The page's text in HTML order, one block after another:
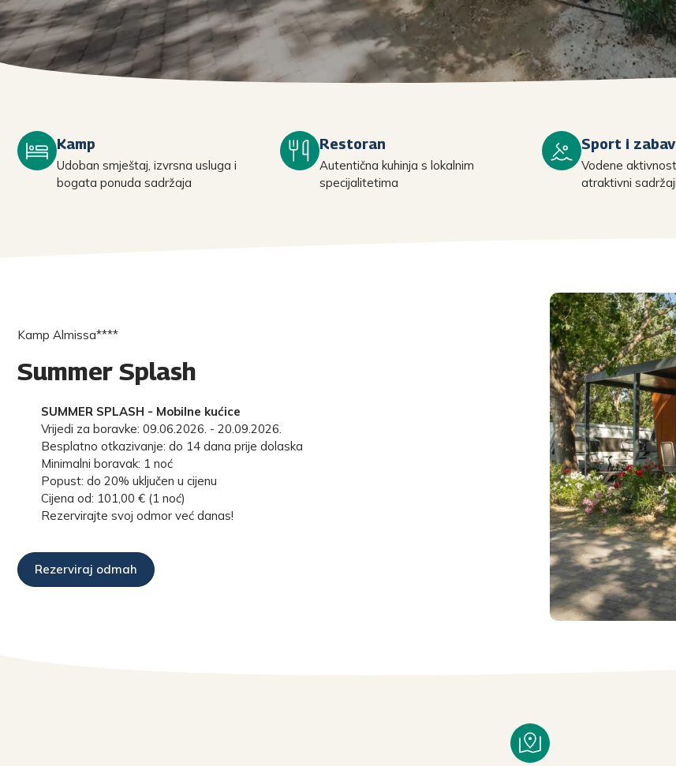
Kamp
Udoban smještaj, izvrsna usluga i
bogata ponuda sadržaja
Restoran
Autentična kuhinja s lokalnim
specijalitetima
Sport i
Vodene
atraktivni
Kamp Almissa****
Summer Splash
SUMMER SPLASH - Mobilne kućice
Vrijedi za boravke: 09.06.2026. - 20.09.2026.
Besplatno otkazivanje: do 14 dana prije dolaska
Minimalni boravak: 1 noć
Popust: do 20% uključen u cijenu
Cijena od: 101,00 € (1 noć)
Rezervirajte svoj odmor već danas!
Rezerviraj odmah